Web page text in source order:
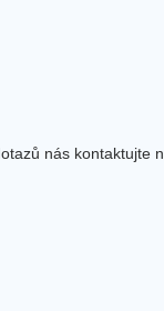
nás kontaktujte